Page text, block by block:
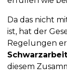
Da das nicht
ist, hat der
Regelungen
diesem